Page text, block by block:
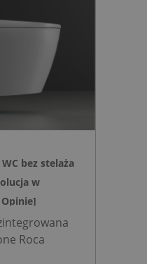
Zamiast
na
o ciśnienie
szklany
gestem.
bez stelaża
w
Opinie]
Roca